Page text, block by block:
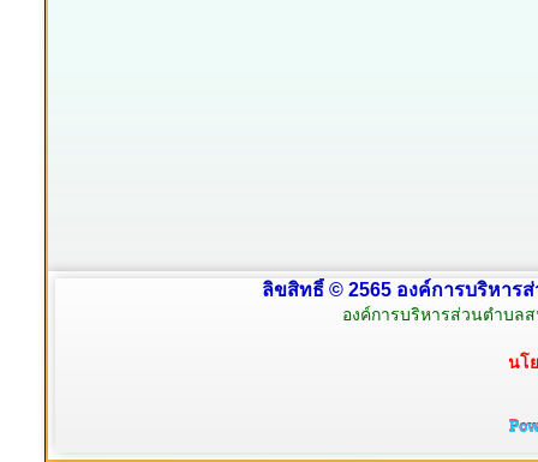
ลิขสิทธิ์ © 2565 องค์การบริหาร
องค์การบริหารส่วนตำบล
นโ